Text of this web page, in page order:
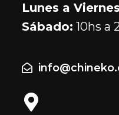
Lunes a
Sábado: 10hs a